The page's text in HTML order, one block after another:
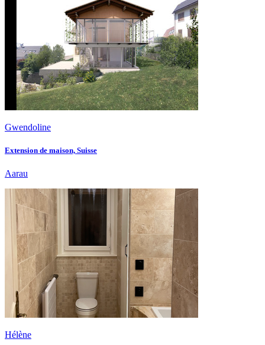
Gwendoline
Extension de maison, Suisse
Aarau
Hélène